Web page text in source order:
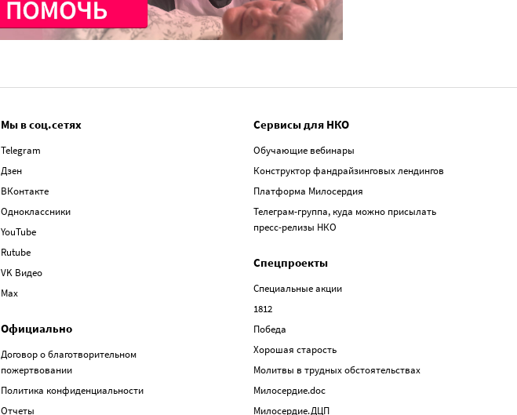
Мы в соц.сетях
Telegram
Дзен
ВКонтакте
Одноклассники
YouTube
Rutube
VK Видео
Max
Официально
Договор о благотворительном
пожертвовании
Политика конфиденциальности
Отчеты
Сервисы для НКО
Обучающие вебинары
Конструктор фандрайзинговых лендингов
Платформа Милосердия
Телеграм-группа, куда можно присылать
пресс-релизы НКО
Спецпроекты
Специальные акции
1812
Победа
Хорошая старость
Молитвы в трудных обстоятельствах
Милосердие.doc
Милосердие.ДЦП